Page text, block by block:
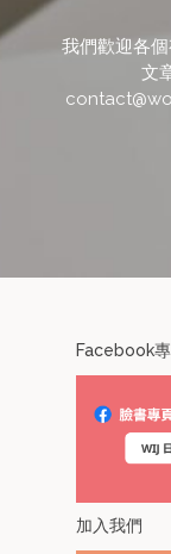
我們歡迎各
文
Facebook
加入我們